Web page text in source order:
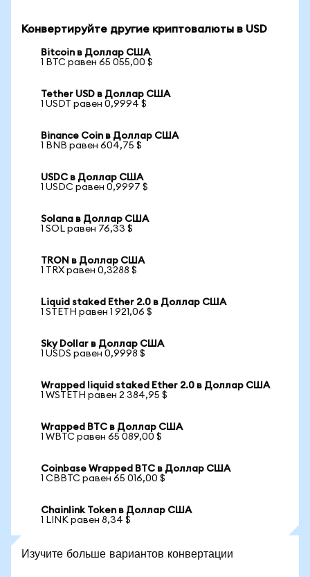
Конвертируйте другие криптовалюты в USD
Bitcoin в Доллар США
1 BTC равен 65 055,00 $
Tether USD в Доллар США
1 USDT равен 0,9994 $
Binance Coin в Доллар США
1 BNB равен 604,75 $
USDC в Доллар США
1 USDC равен 0,9997 $
Solana в Доллар США
1 SOL равен 76,33 $
TRON в Доллар США
1 TRX равен 0,3288 $
Liquid staked Ether 2.0 в Доллар США
1 STETH равен 1 921,06 $
Sky Dollar в Доллар США
1 USDS равен 0,9998 $
Wrapped liquid staked Ether 2.0 в Доллар США
1 WSTETH равен 2 384,95 $
Wrapped BTC в Доллар США
1 WBTC равен 65 089,00 $
Coinbase Wrapped BTC в Доллар США
1 CBBTC равен 65 016,00 $
Chainlink Token в Доллар США
1 LINK равен 8,34 $
Изучите больше вариантов конвертации